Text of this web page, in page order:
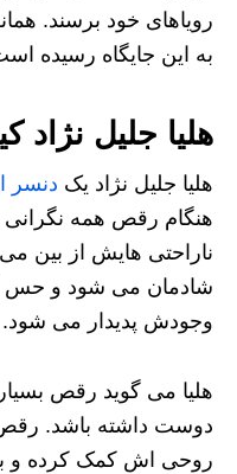
رویاهای خود برسند.
به این جایگاه رسیده
هلیا جلیل نژاد
هلیا جلیل نژاد یک دنسر
هنگام رقص همه نگرانی
ناراحتی هایش از بین
شادمان می شود و حس
وجودش پدیدار می شود.
هلیا می گوید رقص
دوست داشته باشد.
روحی اش کمک کرده و